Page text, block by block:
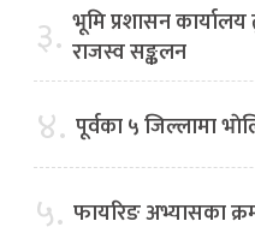
३. भूमि प्रशासन
राजस्व सङ्कलन
४. पूर्वका ५ जिल्लामा
५. फायरिङ अभ्यासका